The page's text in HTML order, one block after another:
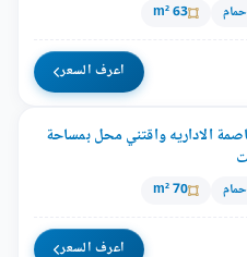
63 m²
اعرف السعر
الاداريه واقتني محل بمساحة
70 m²
اعرف السعر